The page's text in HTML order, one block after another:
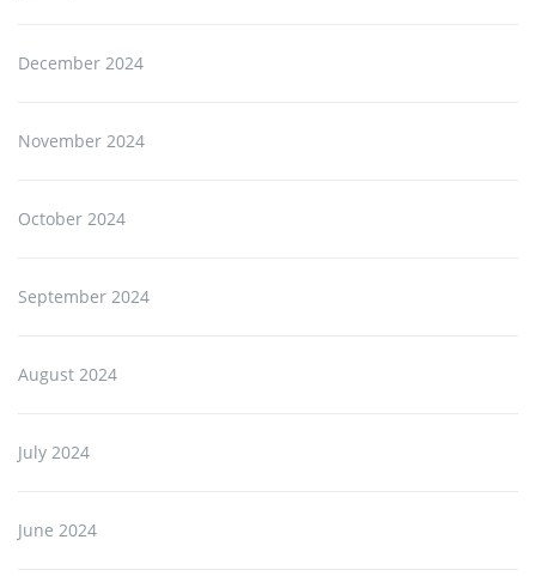
December 2024
November 2024
October 2024
September 2024
August 2024
July 2024
June 2024